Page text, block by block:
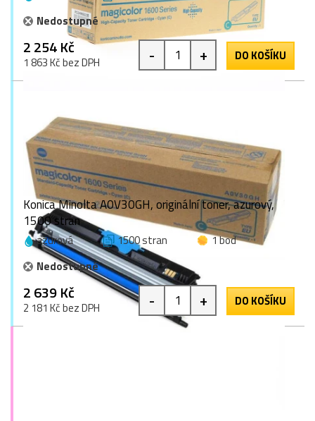
Nedostupné
2 254 Kč
1 863 Kč bez DPH - + DO KOŠÍKU
Konica Minolta A0V30GH, originální toner, azurový,
1500 stran
azurová 1500 stran
1 bod
Nedostupné
2 639 Kč
2 181 Kč bez DPH - + DO KOŠÍKU